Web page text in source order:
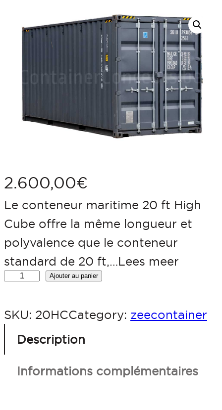
contenu
2.600,00€
Le conteneur maritime 20 ft High
Cube offre la même longueur et
polyvalence que le conteneur
standard de 20 ft,…Lees meer
q
a
t
Ajouter au panier
SKU: 20HCCategory: zeecontainer
Description
Informations complémentaires